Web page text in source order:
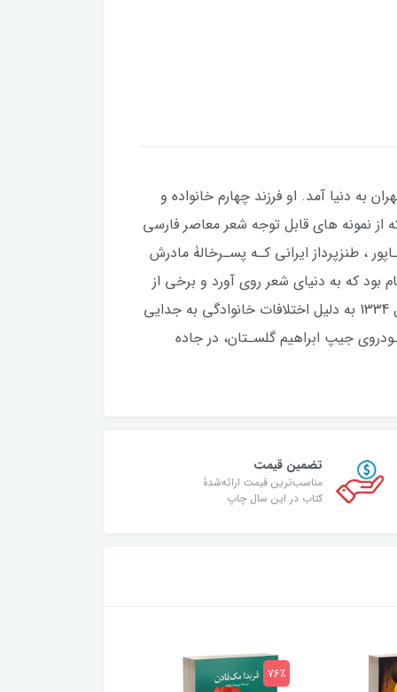
امیریۀ تهران به دنیا آمد. او فرزند چهارم خانواده و
نمونه هاي قابل توجه شعر معاصر فارسی
قالب چهارپاره کار خود را آغاز کرد. فروغ در 16 سالگی با پرویز شـاپور ، طنزپرداز ایرانی کـه پسـرخالۀ مادرش
بود که به دنیاي شعر روي آورد و برخی از
سروده هایش در مجلۀ خواندنی ها به چاپ رسید. حاصل ازدواجشان، یک پسر به نام کامیار بود. این ازدواج در سـال 1334 به دلیل اختلافات خانوادگی به جدایی
ازظهر دوشنبه 24 بهمن 1345 ،به هنگام رانندگی با خـودروي جیپ ابراهیم گلسـتان، در جاده
تضمین قیمت
مناسب‌ترین قیمت ارائه‌شدۀ
کتاب در این سال چاپ
76٪